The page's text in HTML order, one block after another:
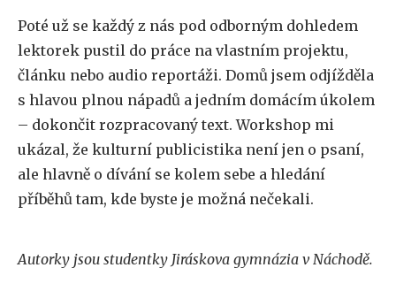
Poté už se každý z nás pod odborným dohledem
lektorek pustil do práce na vlastním projektu,
článku nebo audio reportáži. Domů jsem odjížděla
s hlavou plnou nápadů a jedním domácím úkolem
– dokončit rozpracovaný text. Workshop mi
ukázal, že kulturní publicistika není jen o psaní,
ale hlavně o dívání se kolem sebe a hledání
příběhů tam, kde byste je možná nečekali.
Autorky jsou studentky Jiráskova gymnázia v Náchodě.